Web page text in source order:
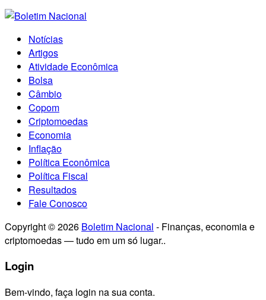
Notícias
Artigos
Atividade Econômica
Bolsa
Câmbio
Copom
Criptomoedas
Economia
Inflação
Política Econômica
Política Fiscal
Resultados
Fale Conosco
Copyright © 2026 Boletim Nacional - Finanças, economia e
criptomoedas — tudo em um só lugar..
Login
Bem-vindo, faça login na sua conta.